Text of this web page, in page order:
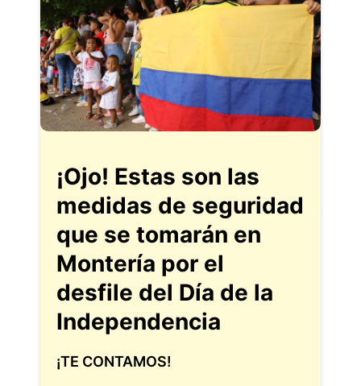
¡Ojo! Estas son las
medidas de seguridad
que se tomarán en
Montería por el
desfile del Día de la
Independencia
¡TE CONTAMOS!